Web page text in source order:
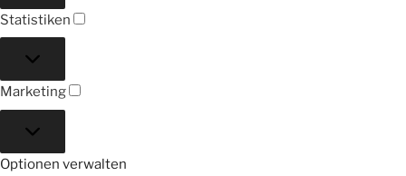
Statistiken
Marketing
Optionen verwalten